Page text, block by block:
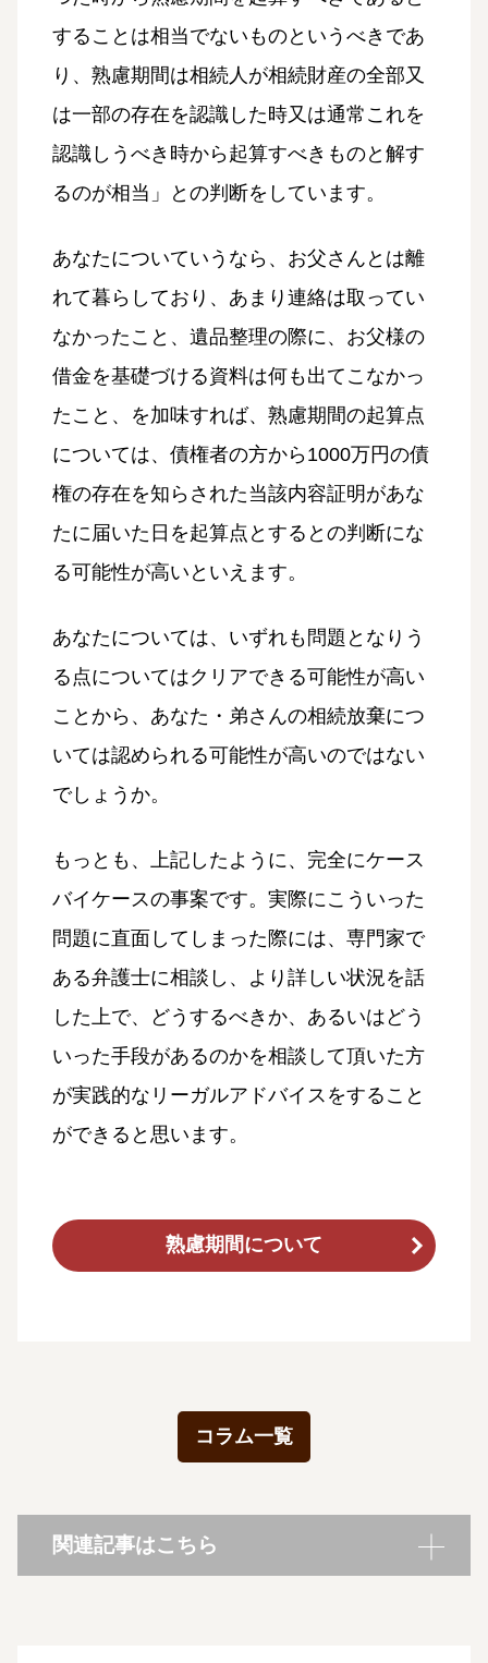
することは相当でないものというべきであ
り、熟慮期間は相続人が相続財産の全部又
は一部の存在を認識した時又は通常これを
認識しうべき時から起算すべきものと解す
るのが相当」との判断をしています。
あなたについていうなら、お父さんとは離
れて暮らしており、あまり連絡は取ってい
なかったこと、遺品整理の際に、お父様の
借金を基礎づける資料は何も出てこなかっ
たこと、を加味すれば、熟慮期間の起算点
については、債権者の方から1000万円の債
権の存在を知らされた当該内容証明があな
たに届いた日を起算点とするとの判断にな
る可能性が高いといえます。
あなたについては、いずれも問題となりう
る点についてはクリアできる可能性が高い
ことから、あなた・弟さんの相続放棄につ
いては認められる可能性が高いのではない
でしょうか。
もっとも、上記したように、完全にケース
バイケースの事案です。実際にこういった
問題に直面してしまった際には、専門家で
ある弁護士に相談し、より詳しい状況を話
した上で、どうするべきか、あるいはどう
いった手段があるのかを相談して頂いた方
が実践的なリーガルアドバイスをすること
ができると思います。
熟慮期間について
コラム一覧
関連記事はこちら